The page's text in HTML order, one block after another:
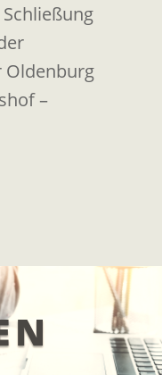
Oldenburg
–